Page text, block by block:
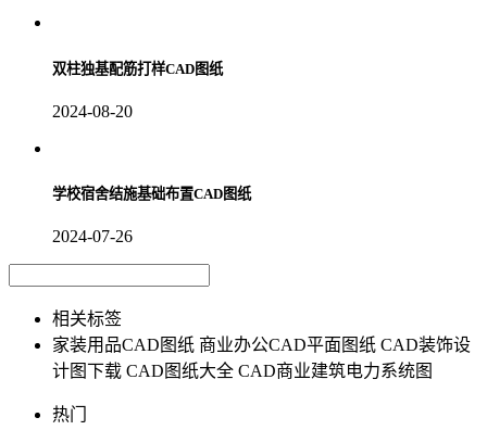
双柱独基配筋打样CAD图纸
2024-08-20
学校宿舍结施基础布置CAD图纸
2024-07-26
相关标签
家装用品CAD图纸 商业办公CAD平面图纸 CAD装饰设
计图下载 CAD图纸大全 CAD商业建筑电力系统图
热门